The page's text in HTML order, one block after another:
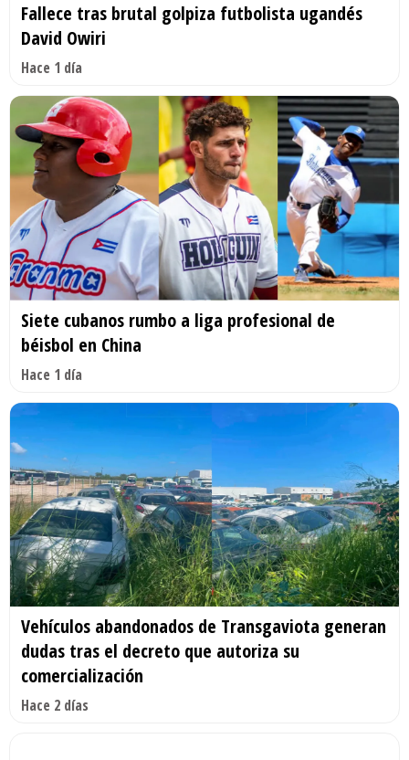
Fallece tras brutal golpiza futbolista ugandés
David Owiri
Hace 1 día
Siete cubanos rumbo a liga profesional de
béisbol en China
Hace 1 día
Vehículos abandonados de Transgaviota generan
dudas tras el decreto que autoriza su
comercialización
Hace 2 días